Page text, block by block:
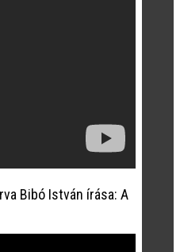
Bibó István írása: A